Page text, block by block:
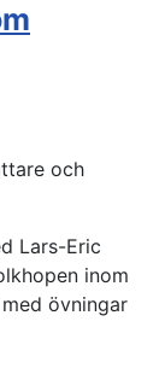
och
Lars-Eric
inom
övningar